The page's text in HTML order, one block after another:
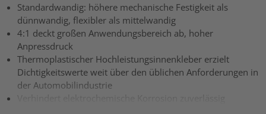
Standardwandig: höhere mechanische Festigkeit als
dünnwandig, flexibler als mittelwandig
4:1 deckt großen Anwendungsbereich ab, hoher
Anpressdruck
Thermoplastischer Hochleistungsinnenkleber erzielt
Dichtigkeitswerte weit über den üblichen Anforderungen in
der Automobilindustrie